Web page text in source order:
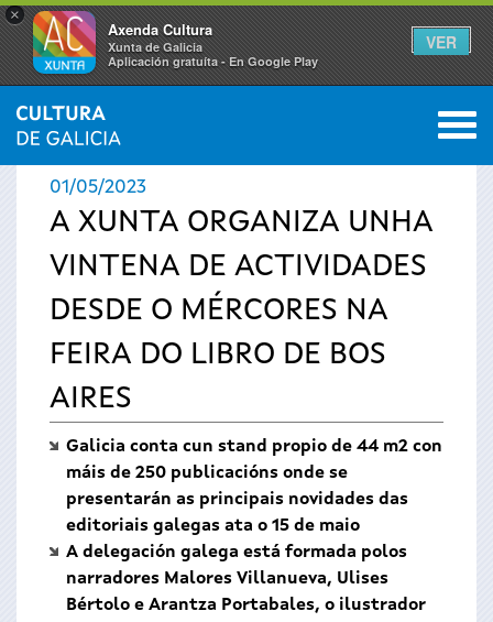
×
Axenda Cultura
Xunta de Galicia
Aplicación gratuíta - En Google Play
VER
Vostede
está
aquí
INICIO › ACTUALIDADE 0
01/05/2023
A XUNTA ORGANIZA UNHA
VINTENA DE ACTIVIDADES
DESDE O MÉRCORES NA
FEIRA DO LIBRO DE BOS
AIRES
Galicia conta cun stand propio de 44 m2 con
máis de 250 publicacións onde se
presentarán as principais novidades das
editoriais galegas ata o 15 de maio
A delegación galega está formada polos
narradores Malores Villanueva, Ulises
Bértolo e Arantza Portabales, o ilustrador